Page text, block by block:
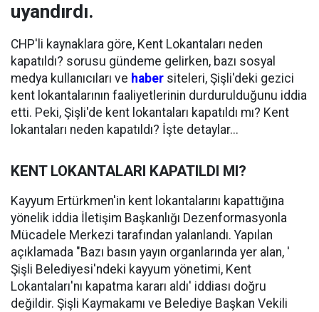
uyandırdı.
CHP'li kaynaklara göre, Kent Lokantaları neden
kapatıldı? sorusu gündeme gelirken, bazı sosyal
medya kullanıcıları ve haber siteleri, Şişli'deki gezici
kent lokantalarının faaliyetlerinin durdurulduğunu iddia
etti. Peki, Şişli'de kent lokantaları kapatıldı mı? Kent
lokantaları neden kapatıldı? İşte detaylar...
KENT LOKANTALARI KAPATILDI MI?
Kayyum Ertürkmen'in kent lokantalarını kapattığına
yönelik iddia İletişim Başkanlığı Dezenformasyonla
Mücadele Merkezi tarafından yalanlandı. Yapılan
açıklamada "Bazı basın yayın organlarında yer alan, '
Şişli Belediyesi'ndeki kayyum yönetimi, Kent
Lokantaları'nı kapatma kararı aldı' iddiası doğru
değildir. Şişli Kaymakamı ve Belediye Başkan Vekili